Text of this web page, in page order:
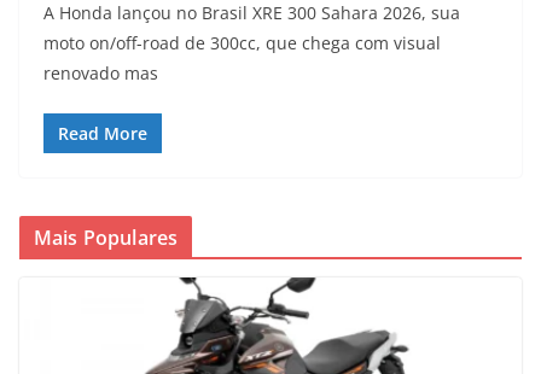
A Honda lançou no Brasil XRE 300 Sahara 2026, sua
moto on/off-road de 300cc, que chega com visual
renovado mas
Read More
Mais Populares